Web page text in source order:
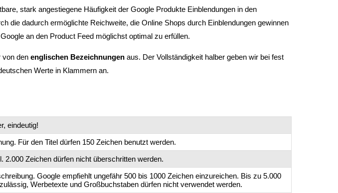
stark angestiegene Häufigkeit der Google Produkte Einblendungen in den
die dadurch ermöglichte Reichweite, die Online Shops durch Einblendungen gewinnen
an den Product Feed möglichst optimal zu erfüllen.
von denenglischen Bezeichnungen aus. Der Vollständigkeit halber geben wir bei fest
Werte in Klammern an.
eindeutig!
Für den Titel dürfen 150 Zeichen benutzt werden.
2.000 Zeichen dürfen nicht überschritten werden.
Google empfiehlt ungefähr 500 bis 1000 Zeichen einzureichen. Bis zu 5.000
Werbetexte und Großbuchstaben dürfen nicht verwendet werden.